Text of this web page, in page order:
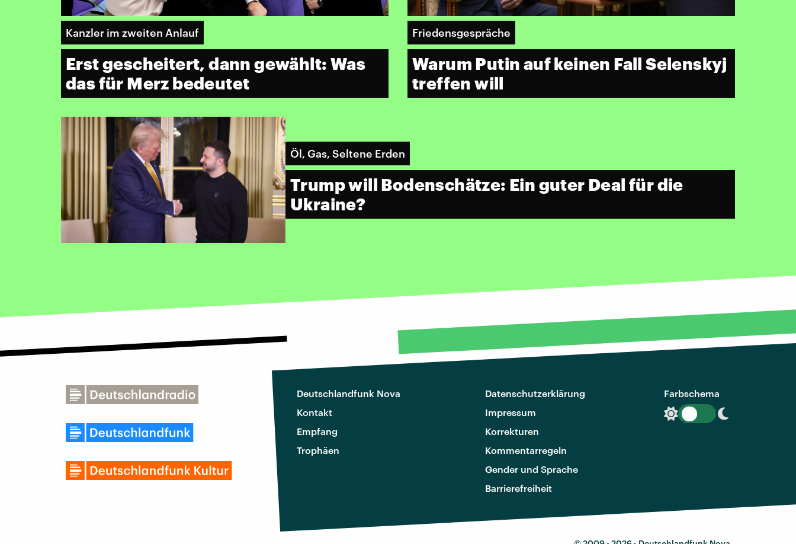
Kanzler im zweiten Anlauf
Erst gescheitert, dann gewählt: Was
das für Merz bedeutet
Friedensgespräche
Warum Putin auf keinen Fall Selenskyj
treffen will
Öl, Gas, Seltene Erden
Trump will Bodenschätze: Ein guter Deal für die
Ukraine?
Deutschlandfunk Nova
Kontakt
Empfang
Trophäen
Datenschutzerklärung
Impressum
Korrekturen
Kommentarregeln
Gender und Sprache
Barrierefreiheit
Farbschema